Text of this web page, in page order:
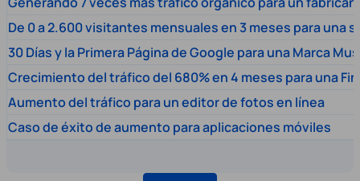
De 0 a 2.600 visitantes mensuales en 3 meses para una
30 Días y la Primera Página de Google para una Marca
Crecimiento del tráfico del 680% en 4 meses para una
Aumento del tráfico para un editor de fotos en línea
Caso de éxito de aumento para aplicaciones móviles